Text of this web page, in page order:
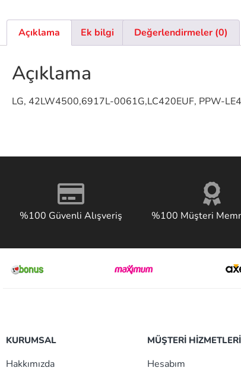
Açıklama Ek bilgi Değerlendirmeler (0)
Açıklama
LG, 42LW4500,6917L-0061G,LC420EUF, PPW-
%100 Güvenli Alışveriş %100 Müşteri
KURUMSAL
Hakkımızda
MÜŞTERİ HİZMETLERİ
Hesabım